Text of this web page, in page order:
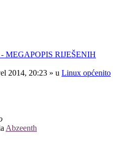
MEGAPOPIS RIJEŠENIH
2014, 20:23 » u Linux općenito
Abzeenth